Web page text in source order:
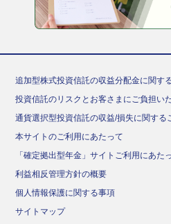
追加型株式投資信託の収益分配金に関す
投資信託のリスクとお客さまにご負担い
通貨選択型投資信託の収益/損失に関する
本サイトのご利用にあたって
「確定拠出型年金」サイトご利用にあた
利益相反管理方針の概要
個人情報保護に関する事項
サイトマップ